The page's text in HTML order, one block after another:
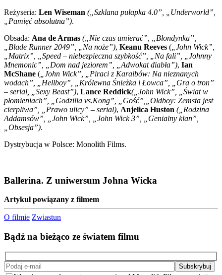
Reżyseria: Len Wiseman („Szklana pułapka 4.0”, „Underworld”,
„Pamięć absolutna”).
Obsada: Ana de Armas („Nie czas umierać”, „Blondynka”,
„Blade Runner 2049”, „Na noże”), Keanu Reeves ( „John Wick”,
„Matrix”, „Speed – niebezpieczna szybkość”, „Na fali”, „Johnny
Mnemonic”, „Dom nad jeziorem”, „Adwokat diabła”), Ian
McShane ( „John Wick”, „Piraci z Karaibów: Na nieznanych
wodach”, „Hellboy”, „Królewna Śnieżka i Łowca”, „Gra o tron”
– serial, „Sexy Beast”), Lance Reddick(„John Wick”, „Świat w
płomieniach”, „Godzilla vs.Kong”, „Gość”,„Oldboy: Zemsta jest
cierpliwa”, „Prawo ulicy” – serial), Anjelica Huston („Rodzina
Addamsów”, „John Wick”, „John Wick 3”, „Genialny klan”,
„Obsesja”).
Dystrybucja w Polsce: Monolith Films.
Ballerina. Z uniwersum Johna Wicka
Artykuł powiązany z filmem
O filmie Zwiastun
Bądź na bieżąco ze światem filmu